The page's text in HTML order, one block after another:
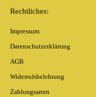
Rechtliches:
Impressum
Datenschutzerklärung
AGB
Widerrufsbelehrung
Zahlungsarten